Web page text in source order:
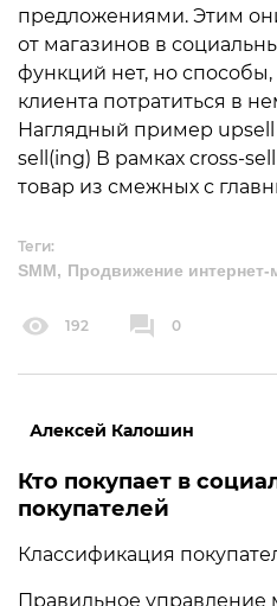
предложениями. Этим
от магазинов в
функций нет, но способы,
клиента потратиться в
Наглядный пример upsell
sell(ing) В рамках cross-
товар из смежных с
Теги:
SMM Продвижение интернет-
192 0
Алексей Калошин
Кто покупает в
покупателей
Классификация
Правильное управление